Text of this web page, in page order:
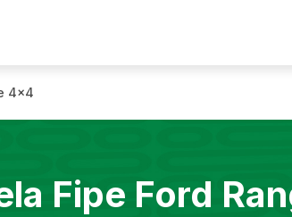
4x4
Fipe Ford